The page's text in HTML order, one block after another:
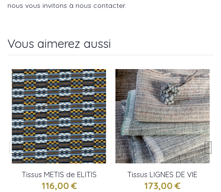
nous vous invitons à nous contacter.
Vous aimerez aussi
Tissus METIS de ELITIS
116,00 €
Tissus LIGNES DE VIE
de ELITIS
173,00 €